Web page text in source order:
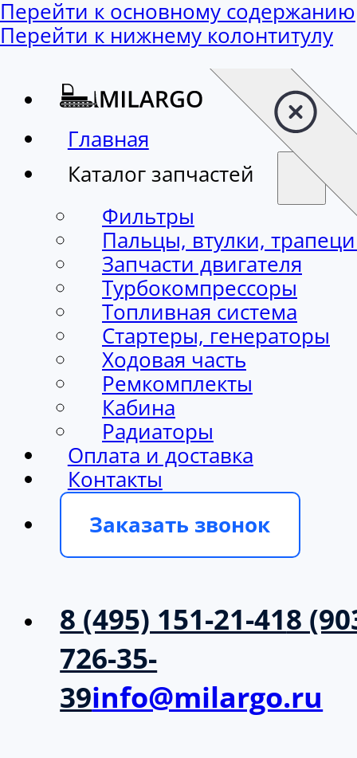
Перейти к основному содержанию
Перейти к нижнему колонтитулу
Главная
Каталог запчастей
Фильтры
Пальцы, втулки,
Запчасти двигателя
Турбокомпрессоры
Топливная система
Стартеры, генераторы
Ходовая часть
Ремкомплекты
Кабина
Радиаторы
Оплата и доставка
Контакты
Заказать звонок
8 (495) 151-21-418
726-35-
39info@milargo.ru